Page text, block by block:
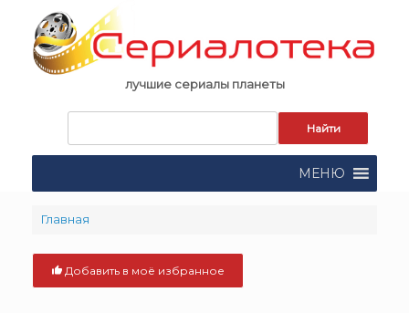
content
лучшие сериалы планеты
поиска:
МЕНЮ
Главная
Добавить в моё избранное